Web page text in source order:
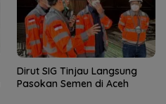
Dirut SIG Tinjau Langsung
Pasokan Semen di Aceh